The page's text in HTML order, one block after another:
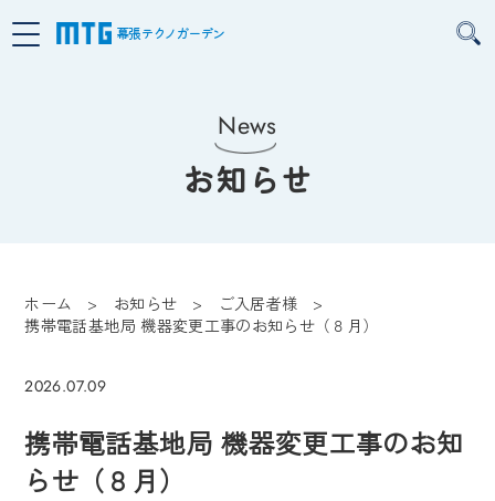
幕張テクノガーデン
News
お知らせ
ホーム お知らせ
ご入居者様
携帯電話基地局 機器変更工事のお知らせ（８月）
2026.07.09
携帯電話基地局 機器変更工事のお知
らせ（８月）